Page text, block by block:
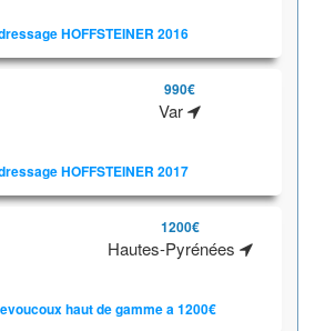
HOFFSTEINER 2016
990€
Var
HOFFSTEINER 2017
1200€
Hautes-Pyrénées
haut de gamme a 1200€